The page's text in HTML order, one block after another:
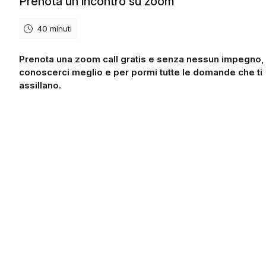
40 minuti
Prenota una zoom call gratis e senza nessun
conoscerci meglio e per pormi tutte le domande che ti
assillano.